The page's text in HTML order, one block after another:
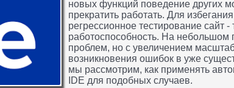
новых функций поведение других
прекратить работать. Для
регрессионное тестирование сайт
работоспособность. На небольшом
проблем, но с увеличением
возникновения ошибок в уже
мы рассмотрим, как применять
IDE для подобных случаев.